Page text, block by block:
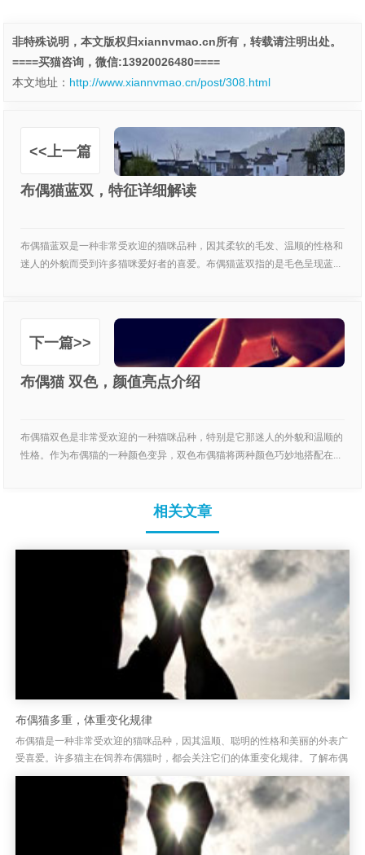
非特殊说明，本文版权归xiannvmao.cn所有，转载请注明出处。
====买猫咨询，微信:13920026480====
本文地址： http://www.xiannvmao.cn/post/308.html
<<上一篇
布偶猫蓝双，特征详细解读
布偶猫蓝双是一种非常受欢迎的猫咪品种，因其柔软的毛发、温顺的性格和
迷人的外貌而受到许多猫咪爱好者的喜爱。布偶猫蓝双指的是毛色呈现蓝...
下一篇>>
布偶猫 双色，颜值亮点介绍
布偶猫双色是非常受欢迎的一种猫咪品种，特别是它那迷人的外貌和温顺的
性格。作为布偶猫的一种颜色变异，双色布偶猫将两种颜色巧妙地搭配在...
相关文章
布偶猫多重，体重变化规律
布偶猫是一种非常受欢迎的猫咪品种，因其温顺、聪明的性格和美丽的外表广
受喜爱。许多猫主在饲养布偶猫时，都会关注它们的体重变化规律。了解布偶
猫的体重发展规律，不仅有助于评估其健康状况，还能帮助主人做好日常...